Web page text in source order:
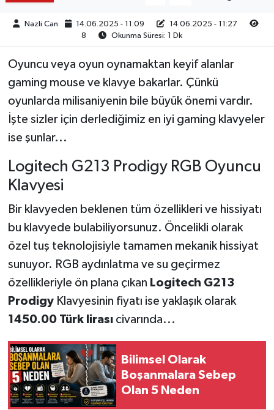
Nazli Can 14.06.2025 - 11:09
14.06.2025 - 11:27
8
Okunma Süresi: 1 Dk
Oyuncu veya oyun oynamaktan keyif alanlar
gaming mouse ve klavye bakarlar. Çünkü
oyunlarda milisaniyenin bile büyük önemi vardır.
İşte sizler için derlediğimiz en iyi gaming klavyeler
ise şunlar...
Logitech G213 Prodigy RGB Oyuncu
Klavyesi
Bir klavyeden beklenen tüm özellikleri ve hissiyatı
bu klavyede bulabiliyorsunuz. Öncelikli olarak
özel tuş teknolojisiyle tamamen mekanik hissiyat
sunuyor. RGB aydınlatma ve su geçirmez
özellikleriyle ön plana çıkan Logitech G213
Prodigy Klavyesinin fiyatı ise yaklaşık olarak
1450.00 Türk lirası civarında...
Bilimsel Olarak
Boşanmalara Sebep
Olan 5 Neden